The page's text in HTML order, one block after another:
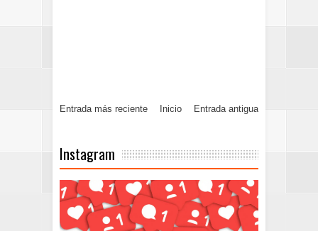
Entrada más reciente Entrada antigua
Inicio
Instagram